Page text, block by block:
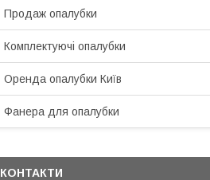
Продаж опалубки
Комплектуючі опалубки
Оренда опалубки Київ
Фанера для опалубки
КОНТАКТИ